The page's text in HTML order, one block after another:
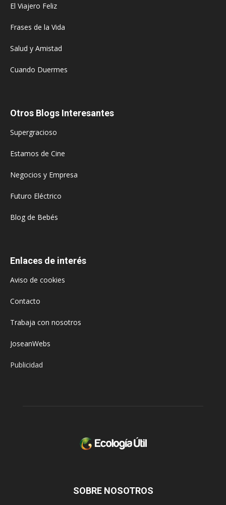
El Viajero Feliz
Frases de la Vida
Salud y Amistad
Cuando Duermes
Otros Blogs Interesantes
Supergracioso
Estamos de Cine
Negocios y Empresa
Futuro Eléctrico
Blog de Bebés
Enlaces de interés
Aviso de cookies
Contacto
Trabaja con nosotros
JoseanWebs
Publicidad
SOBRE NOSOTROS